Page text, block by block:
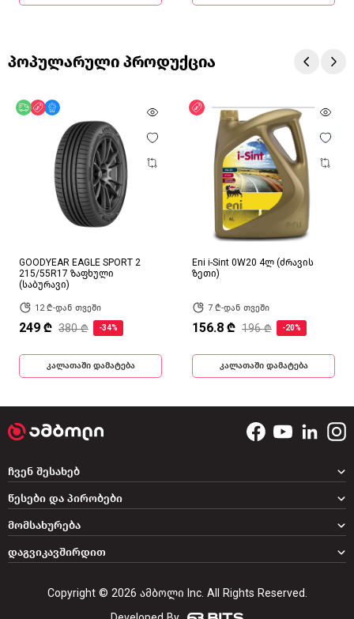
პოპულარული პროდუქცია
უფასო მიწოდება
ფასდაკლება
GOODYEAR EAGLE SPORT 2
215/55R17 ზაფხული
(საბურავი)
12 ₾-დან თვეში
249 ₾ 380 ₾ -34%
კალათაში დამატება
ფასდაკლება
Eni i-Sint 0W20 4ლ (ძრავის
ზეთი)
7 ₾-დან თვეში
156.8 ₾ 196 ₾ -20%
კალათაში დამატება
დაგვიკავშირდით
ჩვენ შესახებ
წესები და პირობები
მომსახურება
Copyright © 2026 ამბოლი Inc. All Rights Reserved.